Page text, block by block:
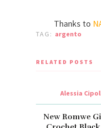
Thanks to
TAG: argento
RELATED POSTS
Alessia
New Romwe